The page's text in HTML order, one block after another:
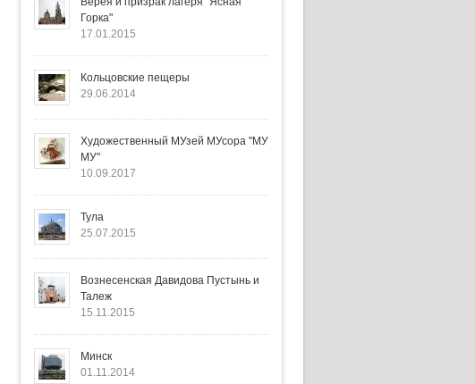
Горка"
17.01.2015
Кольцовские пещеры
29.06.2014
Художественный МУзей МУсора "МУ
МУ"
10.09.2017
Тула
25.07.2015
Вознесенская Давидова Пустынь и
Талеж
15.11.2015
Минск
01.11.2014